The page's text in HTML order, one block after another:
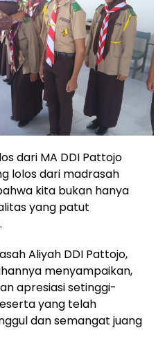
dari MA DDI Pattojo
lolos dari madrasah
kita bukan hanya
yang patut
Aliyah DDI Pattojo,
menyampaikan,
apresiasi setinggi-
yang telah
dan semangat juang